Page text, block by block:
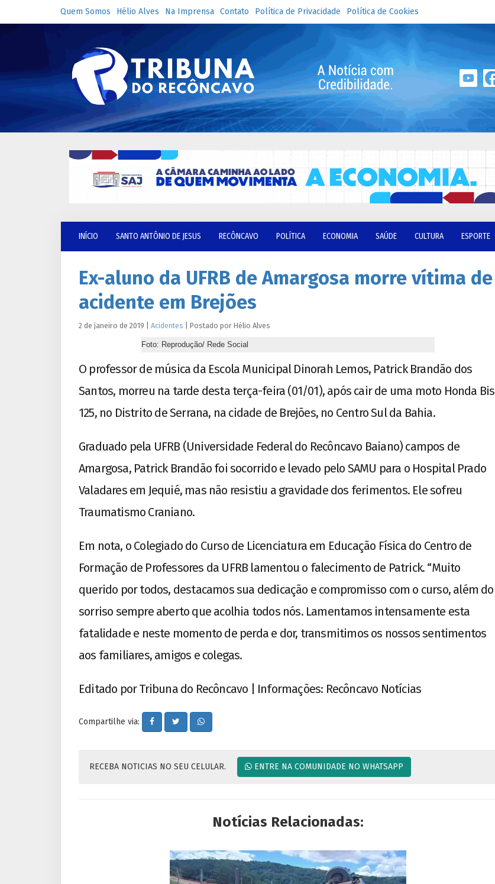
Quem Somos Hélio Alves Na Imprensa Contato Política de Privacidade Política de Cookies
INÍCIO SANTO ANTÔNIO DE JESUS RECÔNCAVO POLÍTICA ECONOMIA SAÚDE CULTURA ESPORTE
Ex-aluno da UFRB de Amargosa morre vítima de
acidente em Brejões
2 de janeiro de 2019 Acidentes Postado por Hélio Alves
Foto: Reprodução/ Rede Social
O professor de música da Escola Municipal Dinorah Lemos, Patrick Brandão dos
Santos, morreu na tarde desta terça-feira (01/01), após cair de uma moto Honda Bis
125, no Distrito de Serrana, na cidade de Brejões, no Centro Sul da Bahia.
Graduado pela UFRB (Universidade Federal do Recôncavo Baiano) campos de
Amargosa, Patrick Brandão foi socorrido e levado pelo SAMU para o Hospital Prado
Valadares em Jequié, mas não resistiu a gravidade dos ferimentos. Ele sofreu
Traumatismo Craniano.
Em nota, o Colegiado do Curso de Licenciatura em Educação Física do Centro de
Formação de Professores da UFRB lamentou o falecimento de Patrick. “Muito
querido por todos, destacamos sua dedicação e compromisso com o curso, além do
sorriso sempre aberto que acolhia todos nós. Lamentamos intensamente esta
fatalidade e neste momento de perda e dor, transmitimos os nossos sentimentos
aos familiares, amigos e colegas.
Editado por Tribuna do Recôncavo | Informações: Recôncavo Notícias
Compartilhe via:
RECEBA NOTICIAS NO SEU CELULAR. ENTRE NA COMUNIDADE NO WHATSAPP
Notícias Relacionadas: